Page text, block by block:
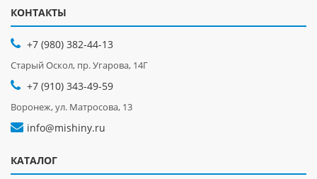
КОНТАКТЫ
+7 (980) 382-44-13
Старый Оскол, пр. Угарова, 14Г
+7 (910) 343-49-59
Воронеж, ул. Матросова, 13
info@mishiny.ru
КАТАЛОГ